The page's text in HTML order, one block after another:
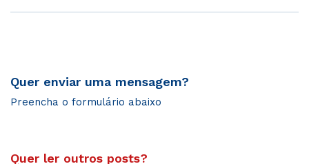
Quer enviar uma mensagem?
Preencha o formulário abaixo
Quer ler outros posts?